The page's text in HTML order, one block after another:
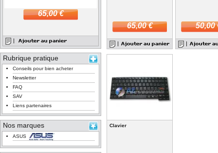
65,00 €
Rubrique pratique
Conseils pour bien acheter
Newsletter
FAQ
SAV
Liens partenaires
Nos marques
ASUS
65,00 € 50,00
Clavier